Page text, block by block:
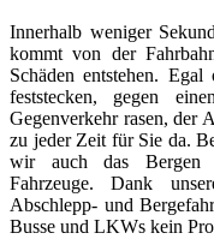
Innerhalb weniger
kommt von der
Schäden entstehen.
feststecken, gegen
Gegenverkehr rasen, der
zu jeder Zeit für Sie da.
wir auch das Bergen
Fahrzeuge. Dank
Abschlepp- und
Busse und LKWs kein